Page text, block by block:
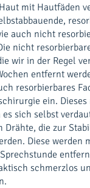
mit Hautfäden
auch nicht
nicht
wir in der Regel
entfernt
resorbierbares
ein.
sich selbst
Drähte, die zur
Diese werden
schmerzlos